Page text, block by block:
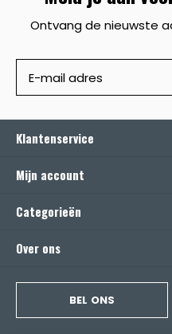
Ontvang de nieuwste
Klantenservice
Mijn account
Categorieën
Over ons
BEL ONS